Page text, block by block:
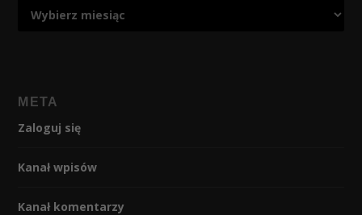
META
Zaloguj się
Kanał wpisów
Kanał komentarzy